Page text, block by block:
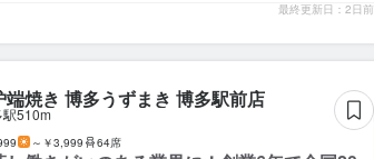
最終更新日：2日前
焼き 博多うずまき 博多駅前店
駅510m
～￥3,999 64席